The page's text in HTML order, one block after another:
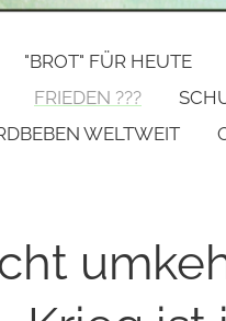
"BROT" FÜR HEUTE
FRIEDEN ???
WELTWEIT